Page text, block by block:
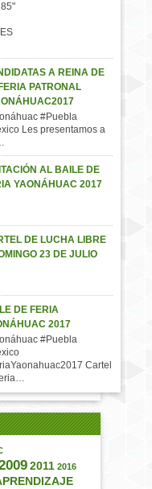
A REINA DE
PATRONAL
#Puebla
Les presentamos a
AL BAILE DE
YAONÁHUAC 2017
DE LUCHA LIBRE
23 DE JULIO
DE FERIA
2017
#Puebla
Cartel
2011 2016